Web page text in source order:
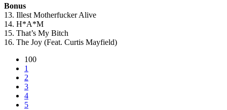
Bonus
13. Illest Motherfucker Alive
14. H*A*M
15. That’s My Bitch
16. The Joy (Feat. Curtis Mayfield)
100
1
2
3
4
5